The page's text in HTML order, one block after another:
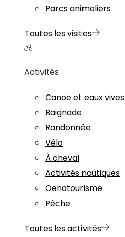
Parcs animaliers
Toutes les visites
Activités
Canoë et eaux vives
Baignade
Randonnée
Vélo
À cheval
Activités nautiques
Oenotourisme
Pêche
Toutes les activités